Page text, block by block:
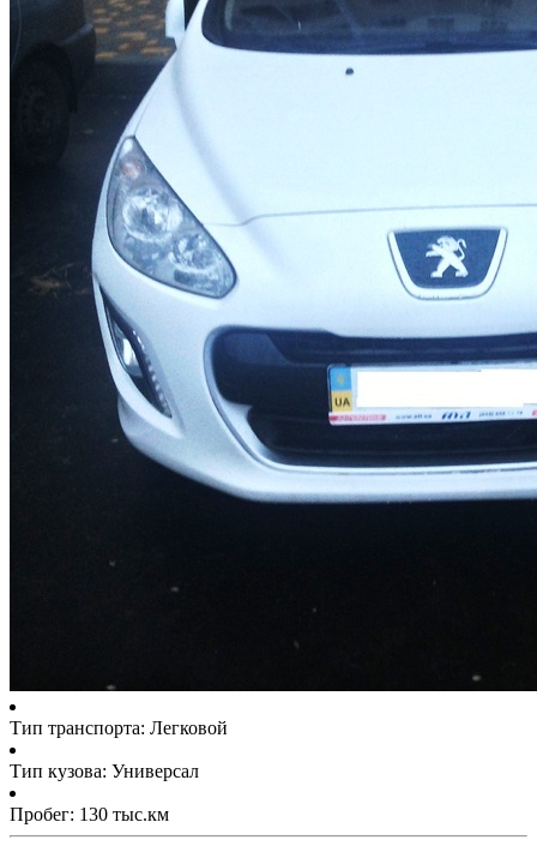
Тип транспорта: Легковой
Тип кузова: Универсал
Пробег: 130 тыс.км